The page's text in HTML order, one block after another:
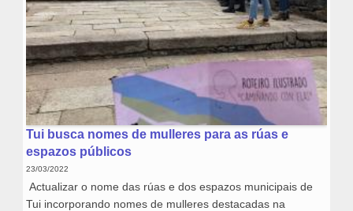
Tui busca nomes de mulleres para as rúas e
espazos públicos
23/03/2022
Actualizar o nome das rúas e dos espazos municipais de
Tui incorporando nomes de mulleres destacadas na